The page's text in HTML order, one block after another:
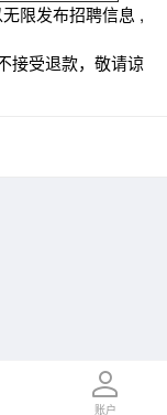
限发布招聘信息 ,
接受退款，敬请谅
账户